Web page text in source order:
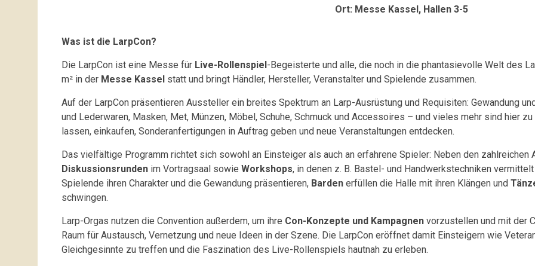
Ort: Messe Kassel, Hallen 3-5
Was ist die LarpCon?
Die LarpCon ist eine Messe für Live-Rollenspiel -Begeisterte und alle, die noch in die phantasievolle Welt des
m² in der Messe Kassel statt und bringt Händler, Hersteller, Veranstalter und Spielende zusammen.
Auf der LarpCon präsentieren Aussteller ein breites Spektrum an Larp-Ausrüstung und Requisiten: Gewandung
und Lederwaren, Masken, Met, Münzen, Möbel, Schuhe, Schmuck und Accessoires – und vieles mehr sind hier
lassen, einkaufen, Sonderanfertigungen in Auftrag geben und neue Veranstaltungen entdecken.
Das vielfältige Programm richtet sich sowohl an Einsteiger als auch an erfahrene Spieler: Neben den
Diskussionsrunden im Vortragsaal sowie Workshops, in denen z. B. Bastel- und Handwerkstechniken
Spielende ihren Charakter und die Gewandung präsentieren, Barden erfüllen die Halle mit ihren Klängen und
schwingen.
Larp-Orgas nutzen die Convention außerdem, um ihre Con-Konzepte und Kampagnen vorzustellen und mit der
Raum für Austausch, Vernetzung und neue Ideen in der Szene. Die LarpCon eröffnet damit Einsteigern wie
Gleichgesinnte zu treffen und die Faszination des Live-Rollenspiels hautnah zu erleben.